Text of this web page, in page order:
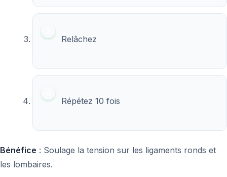
Relâchez
Répétez 10 fois
Bénéfice : Soulage la tension sur les ligaments ronds et
les lombaires.